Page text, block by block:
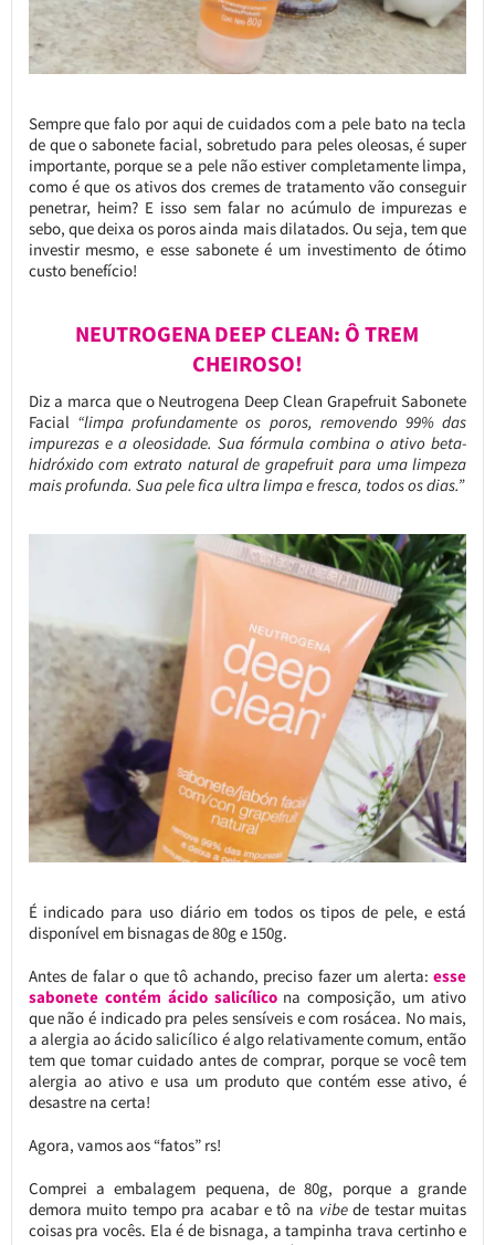
Sempre que falo por aqui de cuidados com a pele bato na tecla
de que o sabonete facial, sobretudo para peles oleosas, é super
importante, porque se a pele não estiver completamente limpa,
como é que os ativos dos cremes de tratamento vão conseguir
penetrar, heim? E isso sem falar no acúmulo de impurezas e
sebo, que deixa os poros ainda mais dilatados. Ou seja, tem que
investir mesmo, e esse sabonete é um investimento de ótimo
custo benefício!
NEUTROGENA DEEP CLEAN: Ô TREM
CHEIROSO!
Diz a marca que o Neutrogena Deep Clean Grapefruit Sabonete
Facial“limpa profundamente os poros, removendo 99% das
impurezas e a oleosidade. Sua fórmula combina o ativo beta-
hidróxido com extrato natural de grapefruit para uma limpeza
mais profunda. Sua pele fica ultra limpa e fresca, todos os dias.”
É indicado para uso diário em todos os tipos de pele, e está
disponível em bisnagas de 80g e 150g.
Antes de falar o que tô achando, preciso fazer um alerta:esse
sabonete contém ácido salicílicona composição, um ativo
que não é indicado pra peles sensíveis e com rosácea. No mais,
a alergia ao ácido salicílico é algo relativamente comum, então
tem que tomar cuidado antes de comprar, porque se você tem
alergia ao ativo e usa um produto que contém esse ativo, é
desastre na certa!
Agora, vamos aos “fatos” rs!
Comprei a embalagem pequena, de 80g, porque a grande
demora muito tempo pra acabar e tô na vibede testar muitas
coisas pra vocês. Ela é de bisnaga, a tampinha trava certinho e